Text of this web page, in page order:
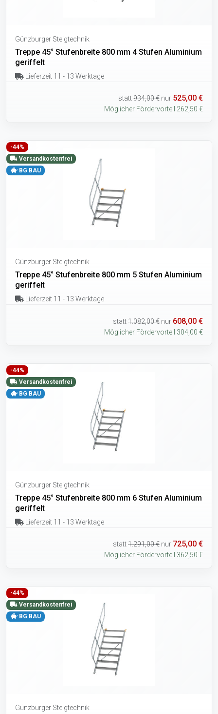
Günzburger Steigtechnik
Treppe 45° Stufenbreite 800 mm 4 Stufen Aluminium
geriffelt
Lieferzeit 11 - 13 Werktage
statt934,00 € nur 525,00 €
Möglicher Fördervorteil 262,50 €
-44%
Versandkostenfrei
BG BAU
Günzburger Steigtechnik
Treppe 45° Stufenbreite 800 mm 5 Stufen Aluminium
geriffelt
Lieferzeit 11 - 13 Werktage
statt1.082,00 € nur 608,00 €
Möglicher Fördervorteil 304,00 €
-44%
Versandkostenfrei
BG BAU
Günzburger Steigtechnik
Treppe 45° Stufenbreite 800 mm 6 Stufen Aluminium
geriffelt
Lieferzeit 11 - 13 Werktage
statt1.291,00 € nur 725,00 €
Möglicher Fördervorteil 362,50 €
-44%
Versandkostenfrei
BG BAU
Günzburger Steigtechnik